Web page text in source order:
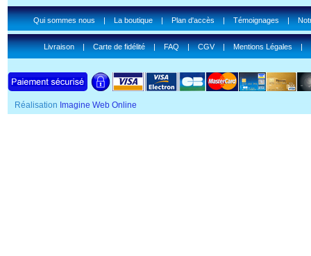
Qui sommes nous|La boutique|Plan d'accès|Témoignages|
Livraison|Carte de fidélité|FAQ|CGV|Mentions Légales|
Réalisation Imagine Web Online